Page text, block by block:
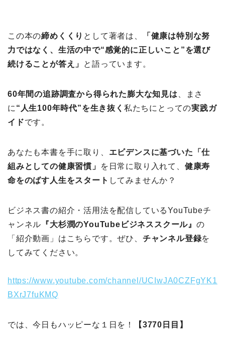
この本の締めくくり として著者は、
「健康は特別な努
力ではなく、生活の中で“感覚的に正しいこと”を選び
続けることが答え」
と語っています。
60年間の追跡調査から得られた膨大な知見は
、まさ
に “人生100年時代”を生き抜く 私たちにとっての実践ガ
イドです。
あなたも本書を手に取り、 エビデンスに基づいた「仕
組みとしての健康習慣」
を日常に取り入れて、 健康寿
命をのばす人生をスタート してみませんか？
ビジネス書の紹介・活用法を配信しているYouTubeチ
ャンネル 『大杉潤のYouTubeビジネススクール』の
「紹介動画」はこちらです。ぜひ、 チャンネル登録を
してみてください。
https://www.youtube.com/channel/UCIwJA0CZFgYK1
BXrJ7fuKMQ
では、今日もハッピーな１日を！ 【3770日目】